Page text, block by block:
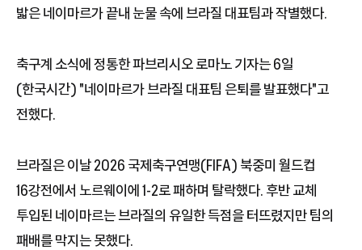
밟은 네이마르가 끝내 눈물 속에 브라질 대표팀과 작별했다.
축구계 소식에 정통한 파브리시오 로마노 기자는 6일
(한국시간) "네이마르가 브라질 대표팀 은퇴를 발표했다"고
전했다.
브라질은 이날 2026 국제축구연맹(FIFA) 북중미 월드컵
16강전에서 노르웨이에 1-2로 패하며 탈락했다. 후반 교체
투입된 네이마르는 브라질의 유일한 득점을 터뜨렸지만 팀의
패배를 막지는 못했다.